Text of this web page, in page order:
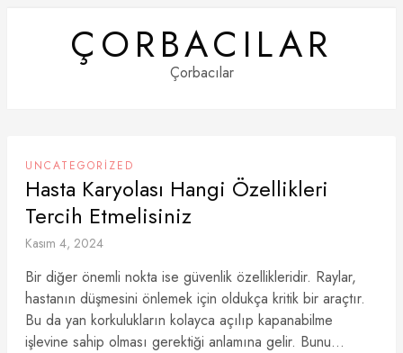
ÇORBACILAR
Çorbacılar
UNCATEGORIZED
Hasta Karyolası Hangi Özellikleri
Tercih Etmelisiniz
Kasım 4, 2024
Bir diğer önemli nokta ise güvenlik özellikleridir. Raylar,
hastanın düşmesini önlemek için oldukça kritik bir araçtır.
Bu da yan korkulukların kolayca açılıp kapanabilme
işlevine sahip olması gerektiği anlamına gelir. Bunu...